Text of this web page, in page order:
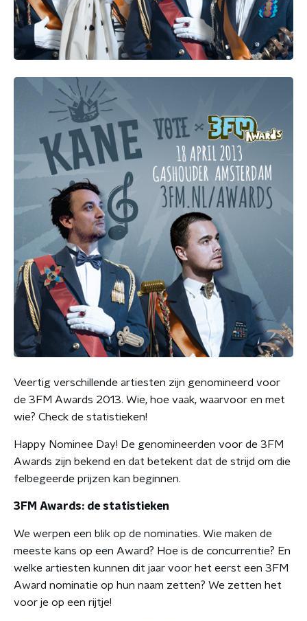
Veertig verschillende artiesten zijn genomineerd voor
de 3FM Awards 2013. Wie, hoe vaak, waarvoor en met
wie? Check de statistieken!
Happy Nominee Day! De genomineerden voor de 3FM
Awards zijn bekend en dat betekent dat de strijd om die
felbegeerde prijzen kan beginnen.
3FM Awards: de statistieken
We werpen een blik op de nominaties. Wie maken de
meeste kans op een Award? Hoe is de concurrentie? En
welke artiesten kunnen dit jaar voor het eerst een 3FM
Award nominatie op hun naam zetten? We zetten het
voor je op een rijtje!